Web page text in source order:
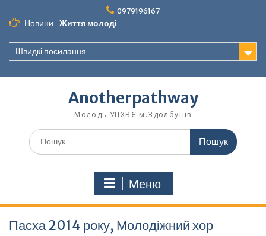
до
вмісту
0979196167
Новини Життя молоді
Швидкі посилання
Anotherpathway
Молодь УЦХВЄ м.Здолбунів
Шукати:
Меню
Пасха 2014 року, Молодіжний хор